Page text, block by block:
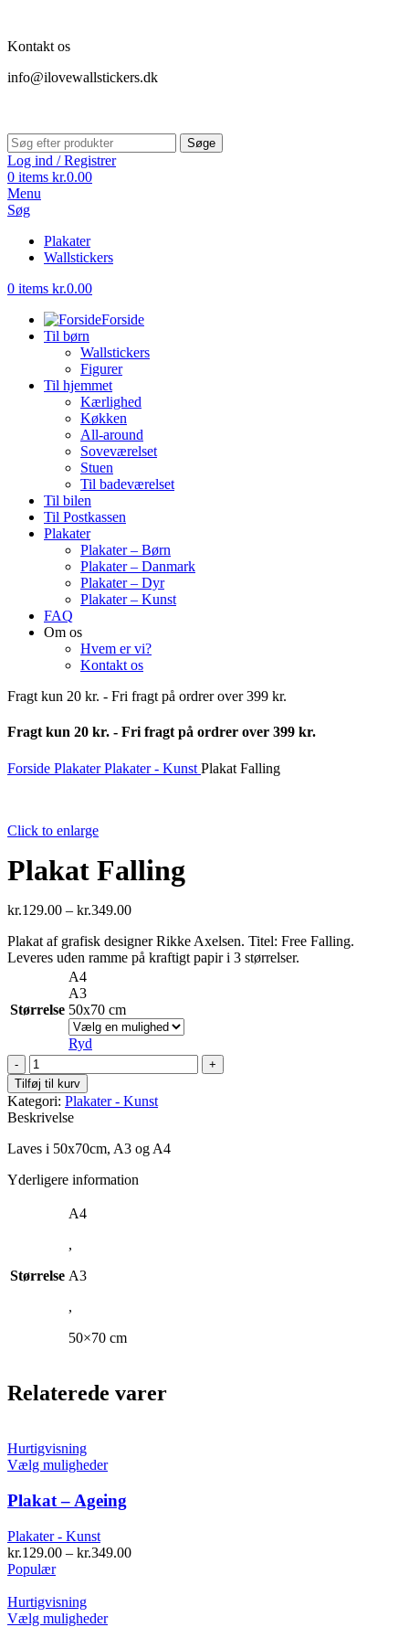
Kontakt os
info@ilovewallstickers.dk
Søge
Log ind / Registrer
0 items kr.0.00
Menu
Søg
Plakater
Wallstickers
0 items kr.0.00
Forside
Til børn
Wallstickers
Figurer
Til hjemmet
Kærlighed
Køkken
All-around
Soveværelset
Stuen
Til badeværelset
Til bilen
Til Postkassen
Plakater
Plakater – Børn
Plakater – Danmark
Plakater – Dyr
Plakater – Kunst
FAQ
Om os
Hvem er vi?
Kontakt os
Fragt kun 20 kr. - Fri fragt på ordrer over 399 kr.
Fragt kun 20 kr. - Fri fragt på ordrer over 399 kr.
Forside PlakaterPlakater - Kunst Plakat Falling
Click to enlarge
Plakat Falling
kr.129.00 – kr.349.00
Plakat af grafisk designer Rikke Axelsen. Titel: Free Falling.
Leveres uden ramme på kraftigt papir i 3 størrelser.
Størrelse
A4
A3
50x70 cm
Ryd
Plakat
Falling
antal
Tilføj til kurv
Kategori: Plakater - Kunst
Beskrivelse
Laves i 50x70cm, A3 og A4
Yderligere information
Størrelse
A4
,
A3
,
50×70 cm
Relaterede varer
Hurtigvisning
Vælg mulighederDette
har
flere
Mulighederne
kan
Plakat – Ageing
Plakater - Kunst
kr.129.00 – kr.349.00
Populær
Hurtigvisning
Vælg mulighederDette